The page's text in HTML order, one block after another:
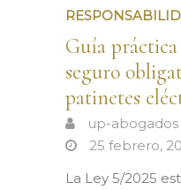
Guía
seguro
patinetes
up-abogados
25 febrero,
La Ley 5/2025